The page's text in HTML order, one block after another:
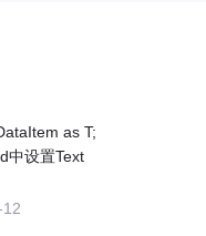
as T;
中设置Text